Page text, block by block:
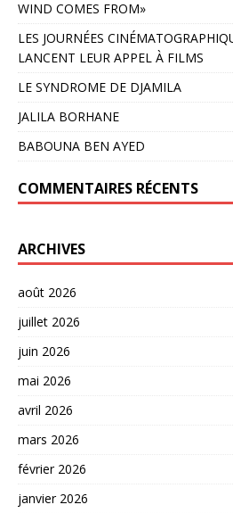
WIND COMES FROM»
LES JOURNÉES
LANCENT LEUR APPEL À FILMS
LE SYNDROME DE DJAMILA
JALILA BORHANE
BABOUNA BEN AYED
COMMENTAIRES RÉCENTS
ARCHIVES
août 2026
juillet 2026
juin 2026
mai 2026
avril 2026
mars 2026
février 2026
janvier 2026